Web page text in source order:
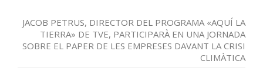
JACOB PETRUS, DIRECTOR DEL PROGRAMA «AQUÍ LA
TIERRA» DE TVE, PARTICIPARÀ EN UNA JORNADA
SOBRE EL PAPER DE LES EMPRESES DAVANT LA CRISI
CLIMÀTICA